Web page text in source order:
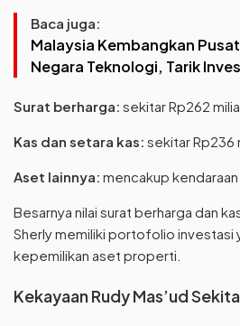
Baca juga:
Malaysia Kembangkan
Negara Teknologi, Tarik
Surat berharga: sekitar Rp262
Kas dan setara kas: sekitar Rp236
Aset lainnya: mencakup
Besarnya nilai surat berharga dan
Sherly memiliki portofolio investasi
kepemilikan aset properti.
Kekayaan Rudy Mas’ud